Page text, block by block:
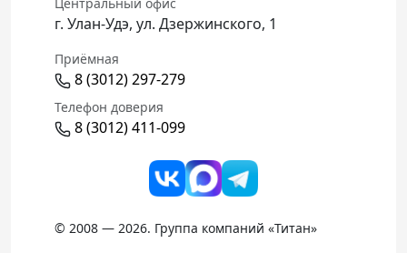
г. Улан-Удэ, ул. Дзержинского, 1
Приёмная
8 (3012) 297-279
Телефон доверия
8 (3012) 411-099
© 2008 — 2026. Группа компаний «Титан»